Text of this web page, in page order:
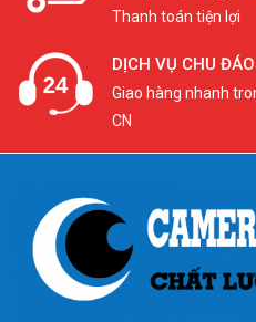
Thanh toán tiện lợi
DỊCH VỤ CHU ĐÁO
Giao hàng nhanh
CN